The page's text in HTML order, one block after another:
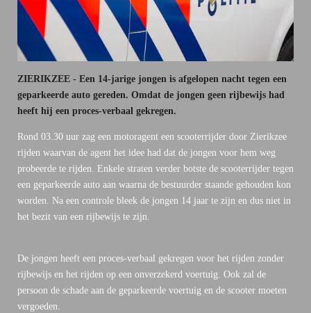
ZIERIKZEE - Een 14-jarige jongen is afgelopen nacht tegen een
geparkeerde auto gereden. Omdat de jongen geen rijbewijs had
heeft hij een proces-verbaal gekregen.
Rond 03.30 uur zag een motoragent een scooterrijder door Zierikzee
rijden waarvan de agent het idee had dat de jongen voor hem weg
probeerde te rijden. Enkele straten verder botste de scooterrijder tegen
een geparkeerde auto aan waarna de bestuurder staande gehouden kon
worden. Na een controle bleek de jongen 14 jaar te zijn en dus niet in
het bezit van een rijbewijs te zijn.
De jongen heeft een proces-verbaal gekregen voor het rijden zonder
rijbewijs en het rijden op een onverzekerd voertuig. Ook zal de
persoon de schade aan de geparkeerde voertuig en de scooter moeten
vergoeden.